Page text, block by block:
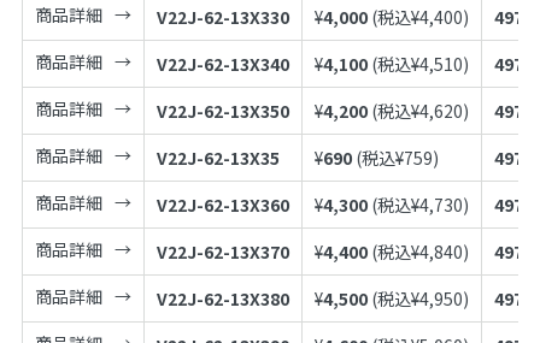
商品詳細
V22J-62-13X330 ¥4,000 (税込¥4,400)
商品詳細
V22J-62-13X340 ¥4,100 (税込¥4,510)
商品詳細
V22J-62-13X350 ¥4,200 (税込¥4,620)
商品詳細
V22J-62-13X35 ¥690 (税込¥759)
商品詳細
V22J-62-13X360 ¥4,300 (税込¥4,730)
商品詳細
V22J-62-13X370 ¥4,400 (税込¥4,840)
商品詳細
V22J-62-13X380 ¥4,500 (税込¥4,950)